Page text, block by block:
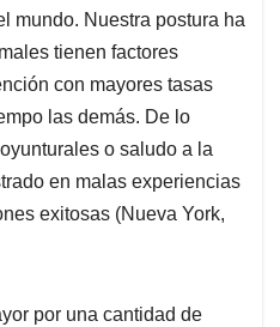
mundo. Nuestra postura ha
tienen factores
con mayores tasas
las demás. De lo
o saludo a la
en malas experiencias
exitosas (Nueva York,
por una cantidad de